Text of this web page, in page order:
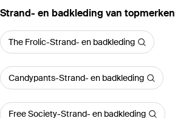
‪Strand- en badkleding‬ van topmerken
The Frolic-Strand- en badkleding
Candypants-Strand- en badkleding
Free Society-Strand- en badkleding